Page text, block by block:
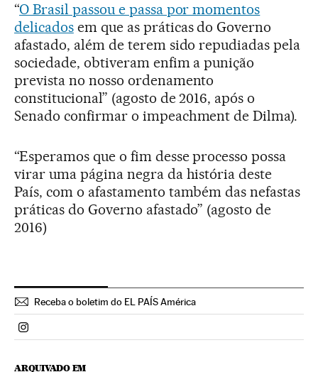
“O Brasil passou e passa por momentos
delicadosem que as práticas do Governo
afastado, além de terem sido repudiadas pela
sociedade, obtiveram enfim a punição
prevista no nosso ordenamento
constitucional” (agosto de 2016, após o
Senado confirmar o impeachment de Dilma).
“Esperamos que o fim desse processo possa
virar uma página negra da história deste
País, com o afastamento também das nefastas
práticas do Governo afastado” (agosto de
2016)
Receba o boletim do EL PAÍS América
Politica El País Brasil en Instagram
ARQUIVADO EM